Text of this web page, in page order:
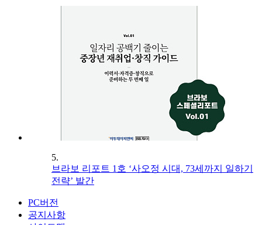
5.
브라보 리포트 1호 ‘사오정 시대, 73세까지 일하기
전략’ 발간
PC버전
공지사항